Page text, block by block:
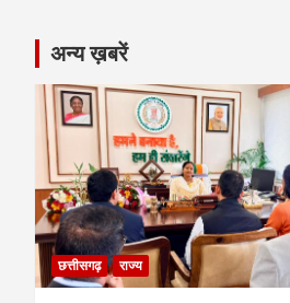
अन्य ख़बरें
छत्तीसगढ़ राज्य